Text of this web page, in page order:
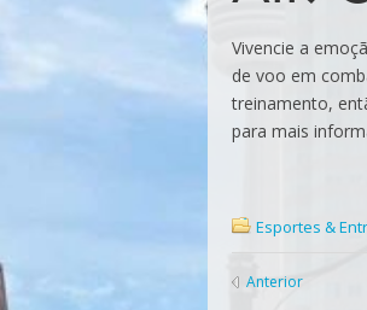
Vivencie a
de voo em
treinamento,
para mais
Esportes &
Anterior